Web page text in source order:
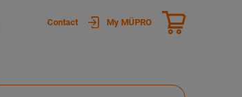
Contact My MÜPRO